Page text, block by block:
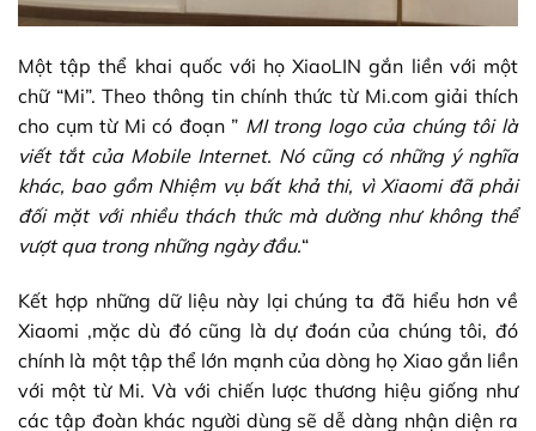
Một tập thể khai quốc với họ XiaoLIN gắn liền với một
chữ “Mi”. Theo thông tin chính thức từ Mi.com giải thích
cho cụm từ Mi có đoạn ” MI trong logo của chúng tôi là
viết tắt của Mobile Internet. Nó cũng có những ý nghĩa
khác, bao gồm Nhiệm vụ bất khả thi, vì Xiaomi đã phải
đối mặt với nhiều thách thức mà dường như không thể
vượt qua trong những ngày đầu.“
Kết hợp những dữ liệu này lại chúng ta đã hiểu hơn về
Xiaomi ,mặc dù đó cũng là dự đoán của chúng tôi, đó
chính là một tập thể lớn mạnh của dòng họ Xiao gắn liền
với một từ Mi. Và với chiến lược thương hiệu giống như
các tập đoàn khác người dùng sẽ dễ dàng nhận diện ra